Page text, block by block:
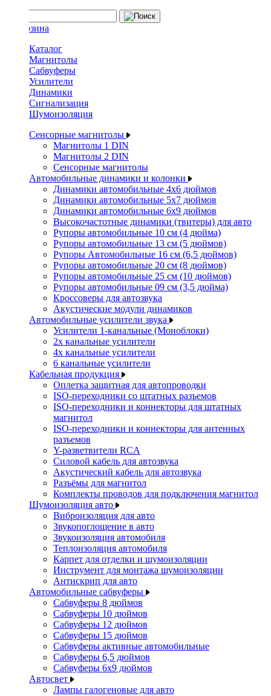
Каталог
Магнитолы
Сабвуферы
Усилители
Динамики
Сигнализация
Шумоизоляция
Сенсорные магнитолы
Магнитолы 1 DIN
Магнитолы 2 DIN
Сенсорные магнитолы
Автомобильные динамики и колонки
Динамики автомобильные 4x6 дюймов
Динамики автомобильные 5x7 дюймов
Динамики автомобильные 6x9 дюймов
Высокочастотные динамики (твитеры) для авто
Рупоры автомобильные 10 см (4 дюйма)
Рупоры автомобильные 13 см (5 дюймов)
Рупоры Автомобильные 16 см (6,5 дюймов)
Рупоры автомобильные 20 см (8 дюймов)
Рупоры автомобильные 25 см (10 дюймов)
Рупоры автомобильные 09 см (3,5 дюйма)
Кроссоверы для автозвука
Акустические модули динамиков
Автомобильные усилители звука
Усилители 1-канальные (Моноблоки)
2х канальные усилители
4х канальные усилители
6 канальные усилители
Кабельная продукция
Оплетка защитная для автопроводки
ISO-переходники со штатных разъемов
ISO-переходники и коннекторы для штатных
магнитол
ISO-переходники и коннекторы для антенных
разъемов
Y-разветвители RCA
Силовой кабель для автозвука
Акустический кабель для автозвука
Разъёмы для магнитол
Комплекты проводов для подключения магнитол
Шумоизоляция авто
Виброизоляция для авто
Звукопоглощение в авто
Звукоизоляция автомобиля
Теплоизоляция автомобиля
Карпет для отделки и шумоизоляции
Инструмент для монтажа шумоизоляции
Антискрип для авто
Автомобильные сабвуферы
Сабвуферы 8 дюймов
Сабвуферы 10 дюймов
Сабвуферы 12 дюймов
Сабвуферы 15 дюймов
Сабвуферы активные автомобильные
Сабвуферы 6,5 дюймов
Сабвуферы 6x9 дюймов
Автосвет
Лампы галогеновые для авто